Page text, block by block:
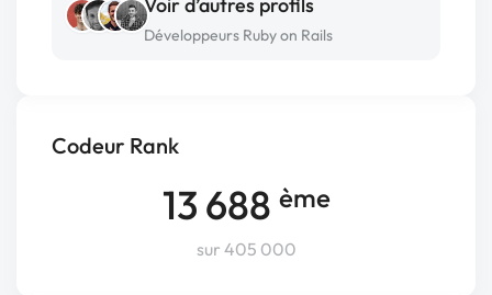
Codeur Rank
13 688 ème
sur 405 000
Développeurs Ruby on Rails